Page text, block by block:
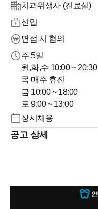
치과위생사 (진료실)
신입
면접 시 협의
주 5일
월,화,수 10:00 ~ 20:30 (야간2회, 주중 반차 지급)
목 매주 휴진
금 10:00 ~ 18:00
토 9:00 ~ 13:00
상시채용
공고 상세